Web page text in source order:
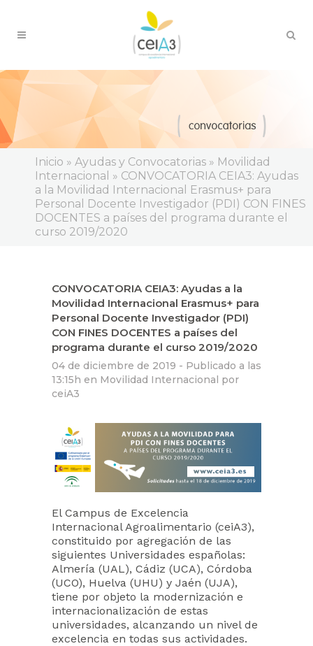
Inicio » Ayudas y Convocatorias » Movilidad
Internacional » CONVOCATORIA CEIA3: Ayudas
a la Movilidad Internacional Erasmus+ para
Personal Docente Investigador (PDI) CON FINES
DOCENTES a países del programa durante el
curso 2019/2020
CONVOCATORIA CEIA3: Ayudas a la
Movilidad Internacional Erasmus+ para
Personal Docente Investigador (PDI)
CON FINES DOCENTES a países del
programa durante el curso 2019/2020
04 de diciembre de 2019 - Publicado a las
13:15h en Movilidad Internacional por
ceiA3
El Campus de Excelencia
Internacional Agroalimentario (ceiA3),
constituido por agregación de las
siguientes Universidades españolas:
Almería (UAL), Cádiz (UCA), Córdoba
(UCO), Huelva (UHU) y Jaén (UJA),
tiene por objeto la modernización e
internacionalización de estas
universidades, alcanzando un nivel de
excelencia en todas sus actividades.